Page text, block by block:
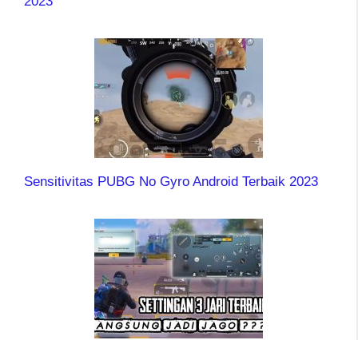
Sensitivitas PUBG No Gyro Android Terbaik 2023